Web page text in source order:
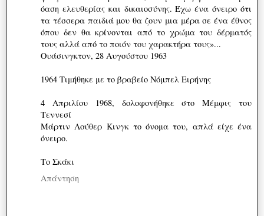
όαση ελευθερίας και δικαιοσύνης. Έχω ένα όνειρο ότι
τα τέσσερα παιδιά μου θα ζουν μια μέρα σε ένα έθνος
όπου δεν θα κρίνονται από το χρώμα του δέρματός
τους αλλά από το ποιόν του χαρακτήρα τους»...
Ουάσινγκτον, 28 Αυγούστου 1963
1964 Τιμήθηκε με το βραβείο Νόμπελ Ειρήνης
4 Απριλίου 1968, δολοφονήθηκε στο Μέμφις του
Τεννεσί
Μάρτιν Λούθερ Κινγκ το όνομα του, απλά είχε ένα
όνειρο.
Το Σκάκι
Απάντηση